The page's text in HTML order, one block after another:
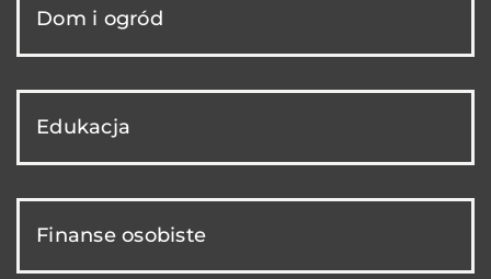
Dom i ogród
Edukacja
Finanse osobiste